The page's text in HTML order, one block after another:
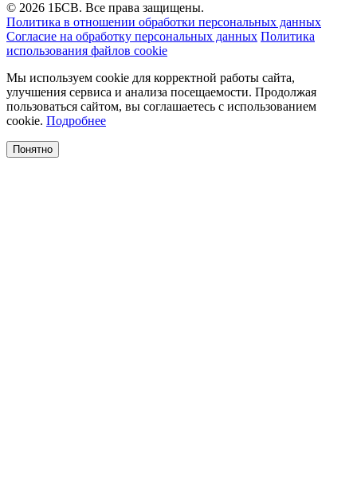
© 2026 1БСВ. Все права защищены.
Политика в отношении обработки персональных данных
Согласие на обработку персональных данных Политика
использования файлов cookie
Мы используем cookie для корректной работы сайта,
улучшения сервиса и анализа посещаемости. Продолжая
пользоваться сайтом, вы соглашаетесь с использованием
cookie. Подробнее
Понятно